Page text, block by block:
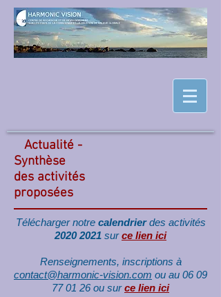
Actualité -
Synthèse
des activités
proposées
Télécharger notre calendrierdes activités
2020 2021 surce lien ici
Renseignements, inscriptions à
contact@harmonic-vision.com ou au 06 09
77 01 26 ou surce lien ici